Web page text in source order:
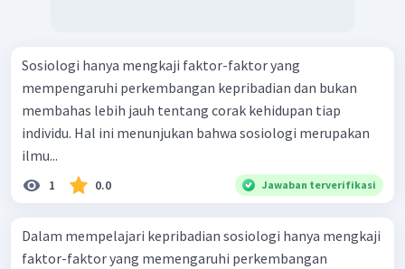
Sosiologi hanya mengkaji faktor-faktor yang
mempengaruhi perkembangan kepribadian dan bukan
membahas lebih jauh tentang corak kehidupan tiap
individu. Hal ini menunjukan bahwa sosiologi merupakan
ilmu...
1 0.0 Jawaban terverifikasi
Dalam mempelajari kepribadian sosiologi hanya mengkaji
faktor-faktor yang memengaruhi perkembangan